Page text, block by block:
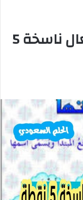
(كان – صار – ليس) أفعال ناسخة 5